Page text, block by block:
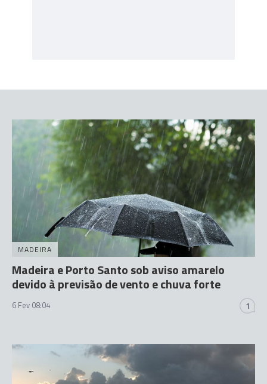
MADEIRA
Madeira e Porto Santo sob aviso amarelo
devido à previsão de vento e chuva forte
6 Fev 08:04 1